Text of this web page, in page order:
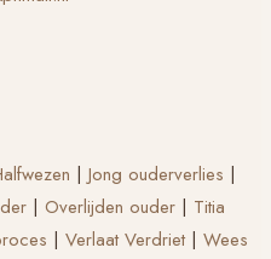
| Jong ouderverlies |
| Overlijden ouder | Titia
| Verlaat Verdriet | Wees